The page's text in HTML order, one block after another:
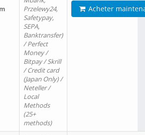
Przelewy24,
Safetypay,
SEPA,
Banktransfer)
/ Perfect
Money /
Bitpay / Skrill
/ Credit card
(Japan Only) /
Neteller /
Local
Methods
(25+
methods)
Acheter